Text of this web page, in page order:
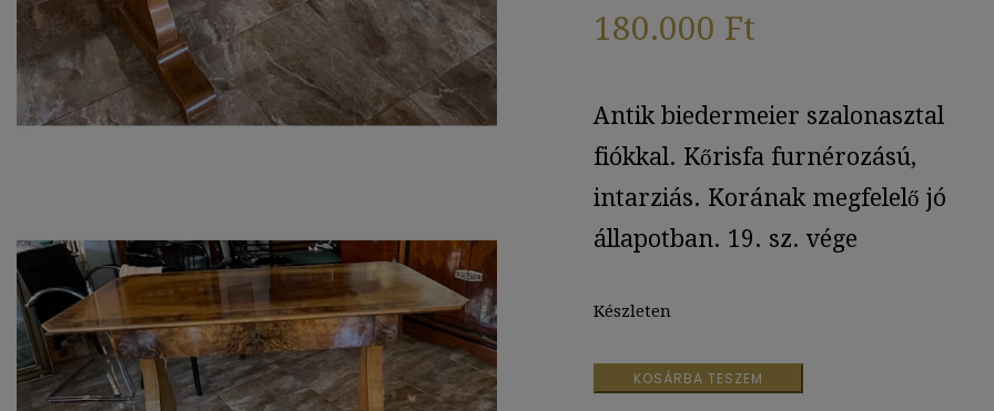
180.000 Ft
Antik biedermeier szalonasztal
fiókkal. Kőrisfa furnérozású,
intarziás. Korának megfelelő jó
állapotban. 19. sz. vége
Készleten
Antik
biedermeier
KOSÁRBA TESZEM